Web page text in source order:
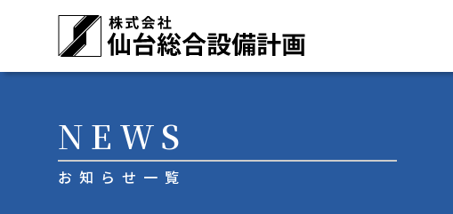
メインナビゲーション
NEWS
お知らせ一覧